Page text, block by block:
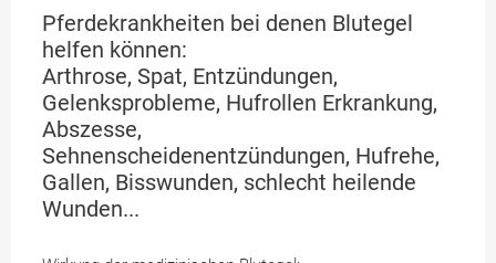
Pferdekrankheiten bei denen Blutegel
helfen können:
Arthrose, Spat, Entzündungen,
Gelenksprobleme, Hufrollen Erkrankung,
Abszesse,
Sehnenscheidenentzündungen, Hufrehe,
Gallen, Bisswunden, schlecht heilende
Wunden...